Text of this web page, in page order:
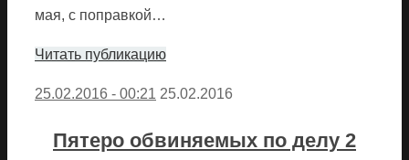
мая, с поправкой…
Читать публикацию
25.02.2016 - 00:21 25.02.2016
Пятеро обвиняемых по делу 2